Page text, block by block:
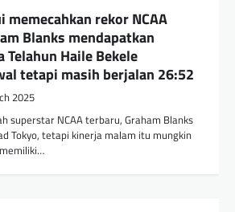
memecahkan rekor NCAA
Blanks mendapatkan
Telahun Haile Bekele
tetapi masih berjalan 26:52
2025
superstar NCAA terbaru, Graham Blanks
Tokyo, tetapi kinerja malam itu mungkin